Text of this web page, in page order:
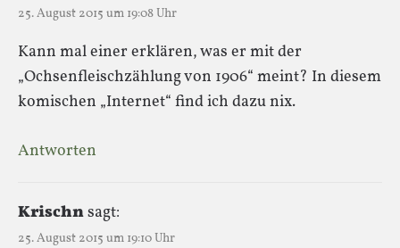
25. August 2015 um 19:08 Uhr
Kann mal einer erklären, was er mit der
„Ochsenfleischzählung von 1906“ meint? In diesem
komischen „Internet“ find ich dazu nix.
Antworten
Krischnsagt:
25. August 2015 um 19:10 Uhr